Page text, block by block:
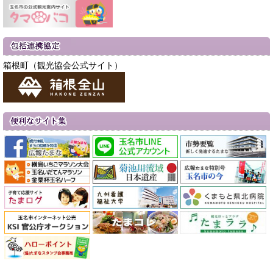
箱根町（観光協会公式サイト）